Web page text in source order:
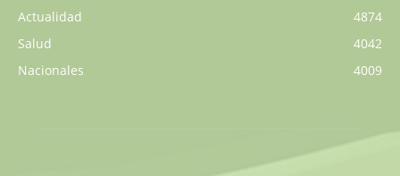
Actualidad
4874
Salud
4042
Nacionales
4009